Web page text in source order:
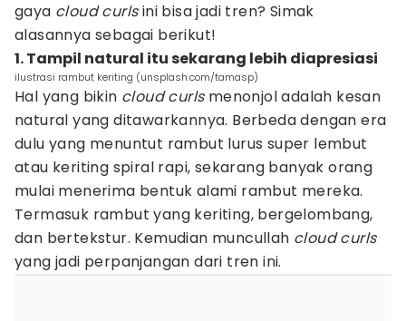
gaya cloud curlsini bisa jadi tren? Simak
alasannya sebagai berikut!
1. Tampil natural itu sekarang lebih diapresiasi
ilustrasi rambut keriting (unsplash.com/tamasp)
Hal yang bikin cloud curlsmenonjol adalah kesan
natural yang ditawarkannya. Berbeda dengan era
dulu yang menuntut rambut lurus super lembut
atau keriting spiral rapi, sekarang banyak orang
mulai menerima bentuk alami rambut mereka.
Termasuk rambut yang keriting, bergelombang,
dan bertekstur. Kemudian muncullah cloud curls
yang jadi perpanjangan dari tren ini.